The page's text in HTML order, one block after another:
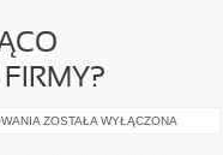
W
ZOSTAŁA WYŁĄCZONA